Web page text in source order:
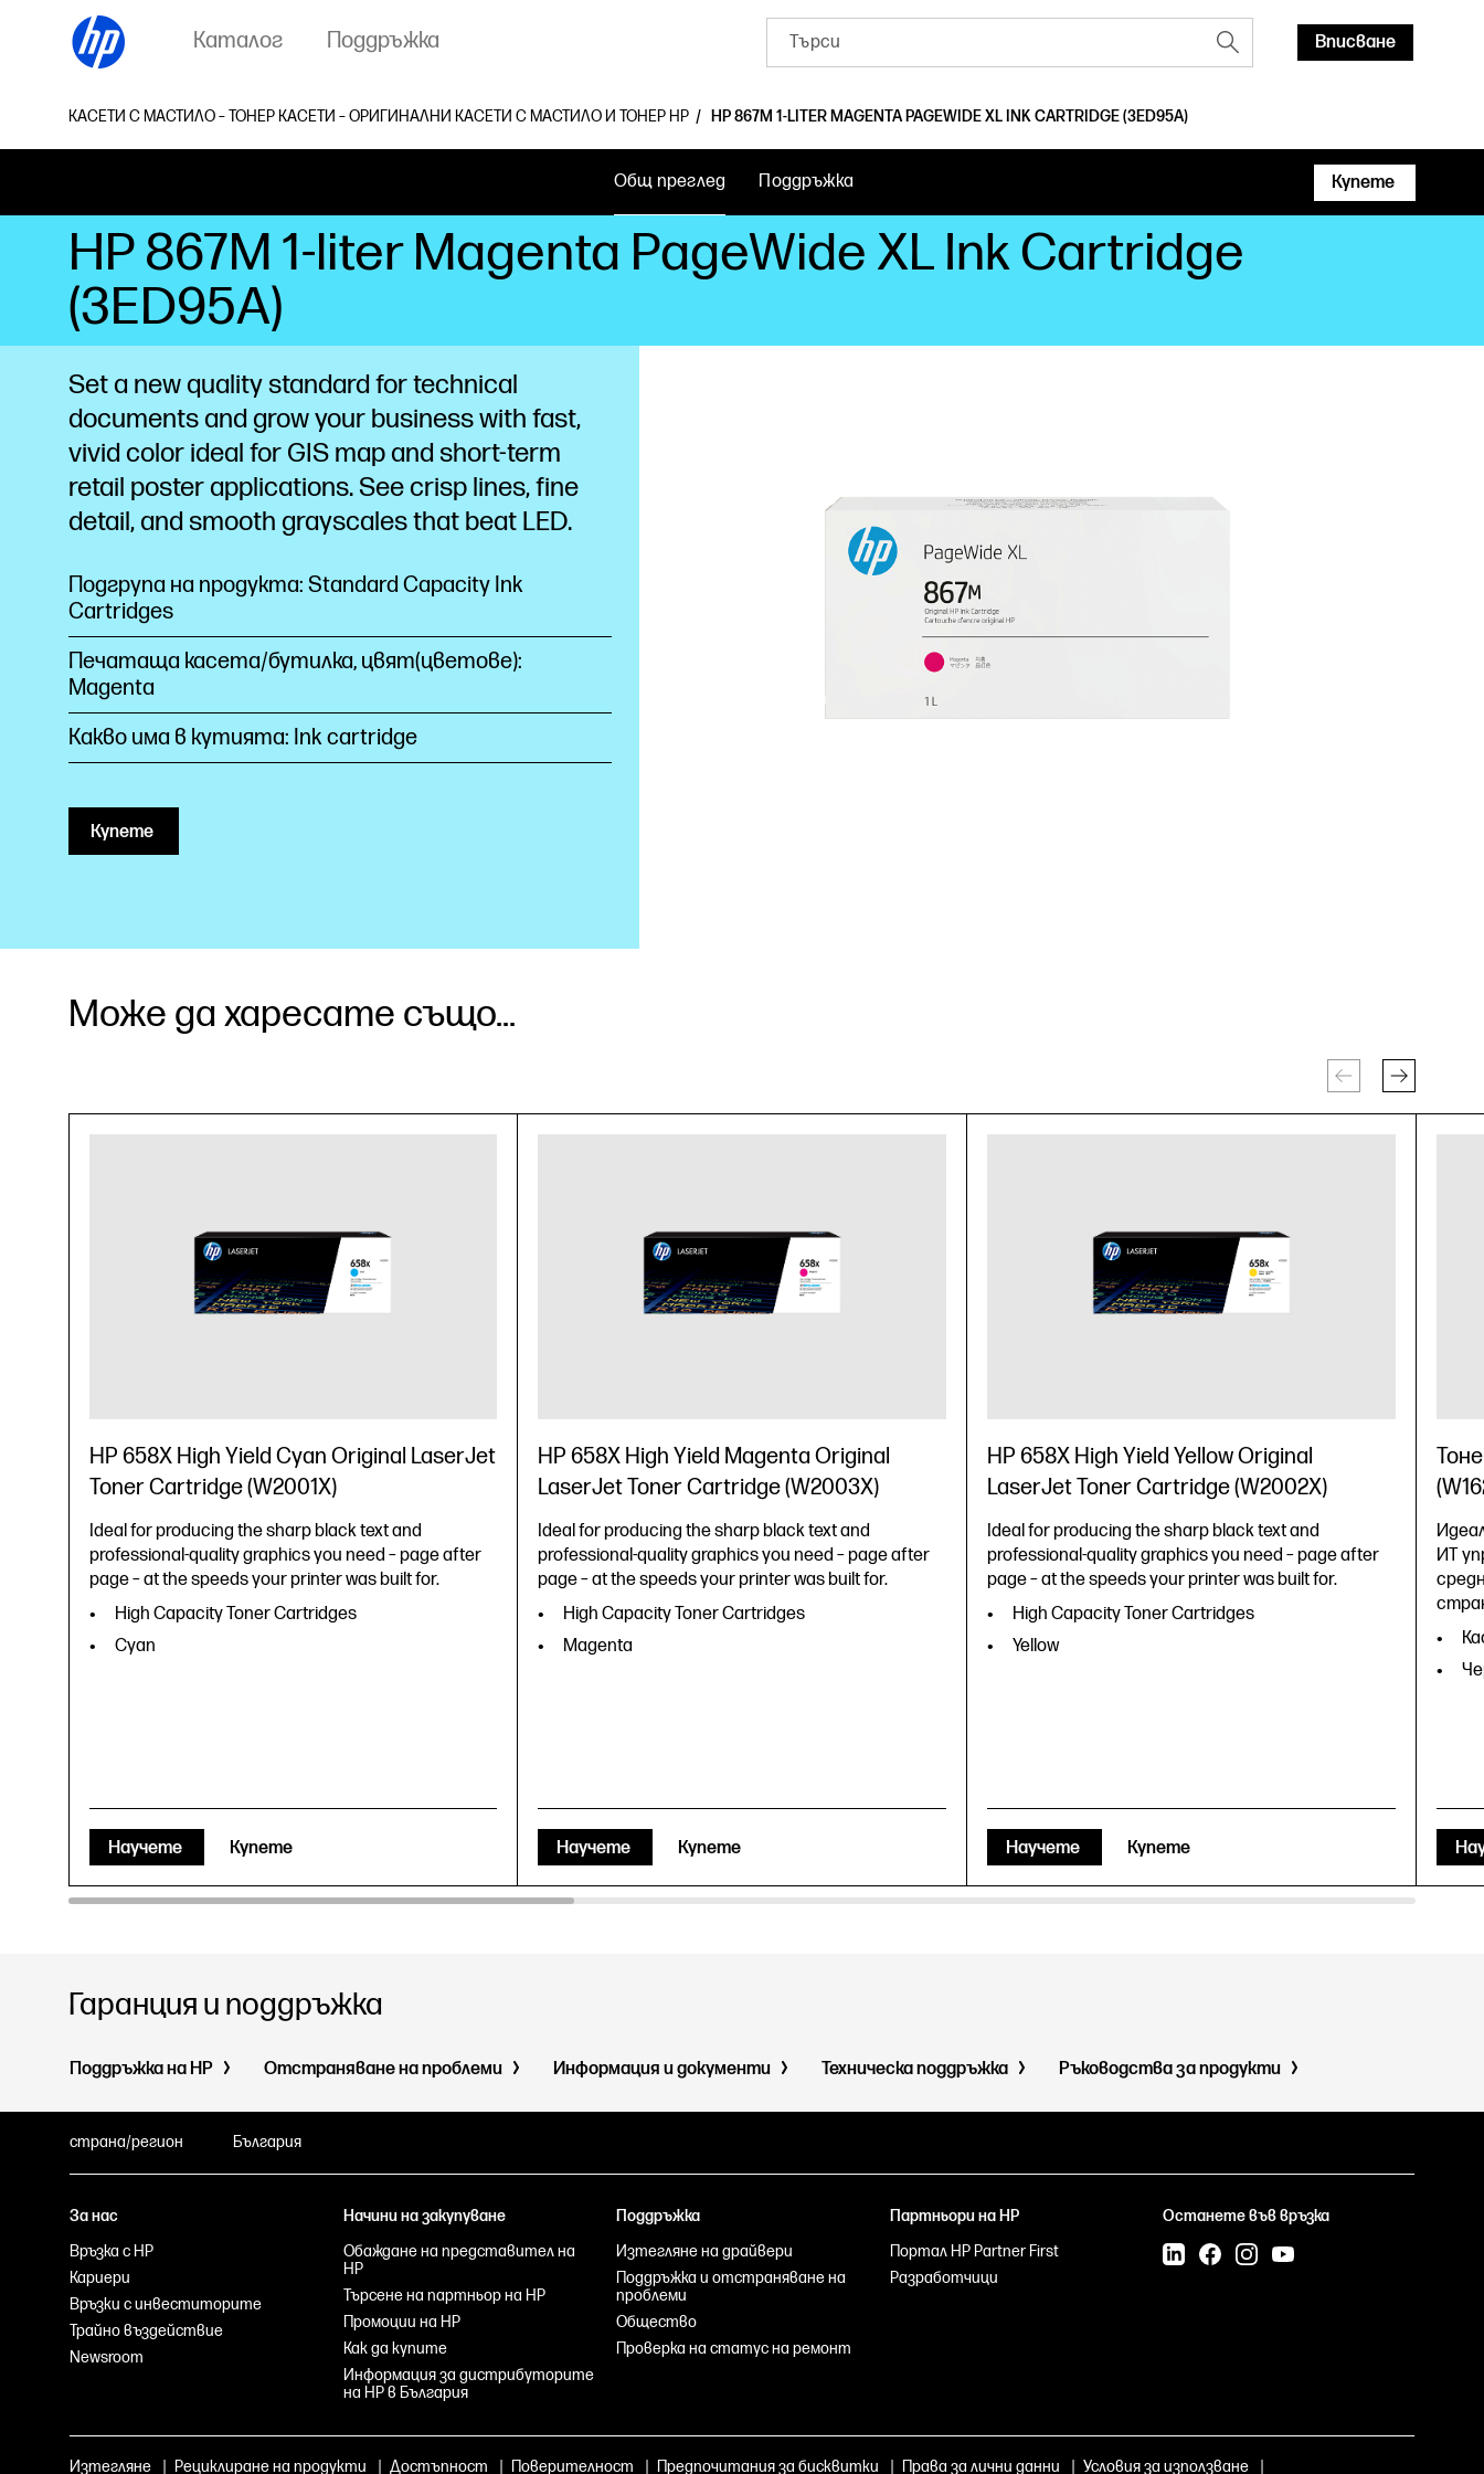
Каталог Поддръжка Вписване
КАСЕТИ С МАСТИЛО – ТОНЕР КАСЕТИ – ОРИГИНАЛНИ КАСЕТИ С МАСТИЛО И ТОНЕР HP HP 867M 1-LITER MAGENTA PAGEWIDE XL INK CARTRIDGE (3ED95A)
Общ преглед Поддръжка Купете
HP 867M 1-liter Magenta PageWide XL Ink Cartridge
(3ED95A)
Set a new quality standard for technical
documents and grow your business with fast,
vivid color ideal for GIS map and short-term
retail poster applications. See crisp lines, fine
detail, and smooth grayscales that beat LED.
Подгрупа на продукта: Standard Capacity Ink
Cartridges
Печатаща касета/бутилка, цвят(цветове):
Magenta
Какво има в кутията: Ink cartridge
Купете
Може да харесате също...
HP 658X High Yield Cyan Original LaserJet
Toner Cartridge (W2001X)
Ideal for producing the sharp black text and
professional-quality graphics you need – page after
page – at the speeds your printer was built for.
High Capacity Toner Cartridges
Cyan
Научете Купете
HP 658X High Yield Magenta Original
LaserJet Toner Cartridge (W2003X)
Ideal for producing the sharp black text and
professional-quality graphics you need – page after
page – at the speeds your printer was built for.
High Capacity Toner Cartridges
Magenta
Научете Купете
HP 658X High Yield Yellow Original
LaserJet Toner Cartridge (W2002X)
Ideal for producing the sharp black text and
professional-quality graphics you need – page after
page – at the speeds your printer was built for.
High Capacity Toner Cartridges
Yellow
Научете Купете
ИТ
Гаранция и поддръжка
Поддръжка на HP Отстраняване на проблеми Информация и документи Техническа поддръжка Ръководства за продукти
страна/регион България
За нас
Връзка с HP
Кариери
Връзки с инвеститорите
Трайно въздействие
Newsroom
Начини на закупуване
Обаждане на представител на
HP
Търсене на партньор на HP
Промоции на HP
Как да купите
Информация за дистрибуторите
на HP в България
Поддръжка
Изтегляне на драйвери
Поддръжка и отстраняване на
проблеми
Общество
Проверка на статус на ремонт
Партньори на HP
Портал HP Partner First
Разработчици
Останете във връзка
Изтегляне Рециклиране на продукти Достъпност Поверителност Предпочитания за бисквитки Права за лични данни Условия за използване